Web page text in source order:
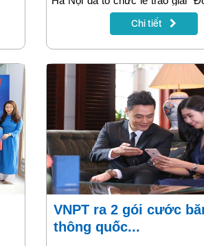
Home - Ôm trọn giải trí” cho các
đã may mắn trúng thưởng.
Chi tiết
VNPT ra 2 gói cước băng
thông quốc...